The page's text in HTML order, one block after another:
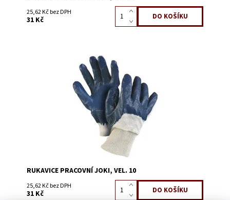
25,62 Kč bez DPH
31 Kč
Skladem 7
2005EA
RUKAVICE PRACOVNÍ JOKI, VEL. 10
25,62 Kč bez DPH
31 Kč